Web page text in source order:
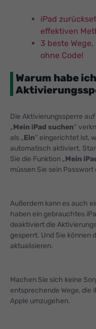
iPad
effektiven
3 beste
ohne Code!
Warum habe
Die Aktivierungssperre
„Mein iPad suchen“
als „Ein“ eingerichtet ist,
automatisch aktiviert.
Sie die Funktion „Mein
müssen Sie sein
Außerdem kann es auch
haben ein gebrauchtes
deaktiviert die
gesperrt. Und Sie können
aktualisieren.
Machen Sie sich keine
entsprechende Wege, die
Apple umzugehen.